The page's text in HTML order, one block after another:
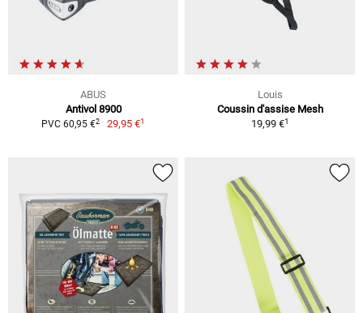
ABUS
Antivol 8900
PVC 60,95 €2 29,95 €1
Louis
Coussin d'assise Mesh
19,99 €1